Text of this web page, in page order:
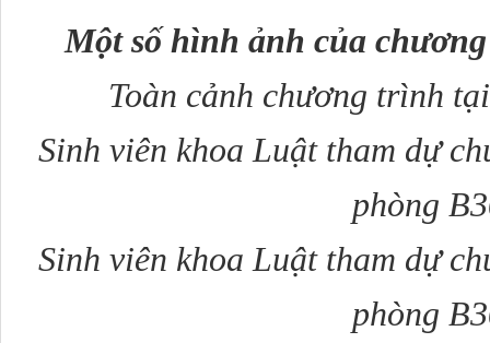
Một số hình ảnh của
Toàn cảnh chương trình
Sinh viên khoa Luật tham dự
phòng
Sinh viên khoa Luật tham dự
phòng